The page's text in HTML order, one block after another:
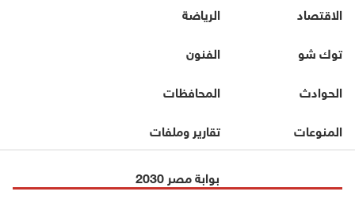
الاقتصاد
الرياضة
توك شو
الفنون
الحوادث
المحافظات
المنوعات
تقارير وملفات
بوابة مصر 2030